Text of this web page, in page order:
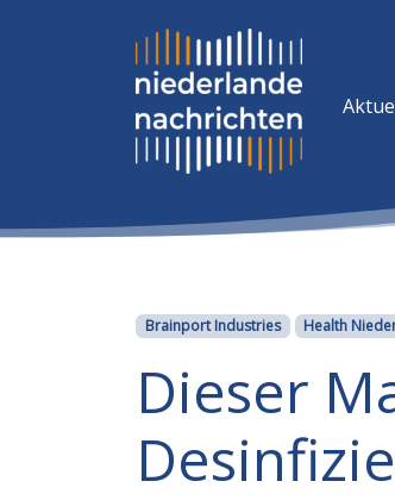
Kategorien
Brainport Industries Health
Dieser